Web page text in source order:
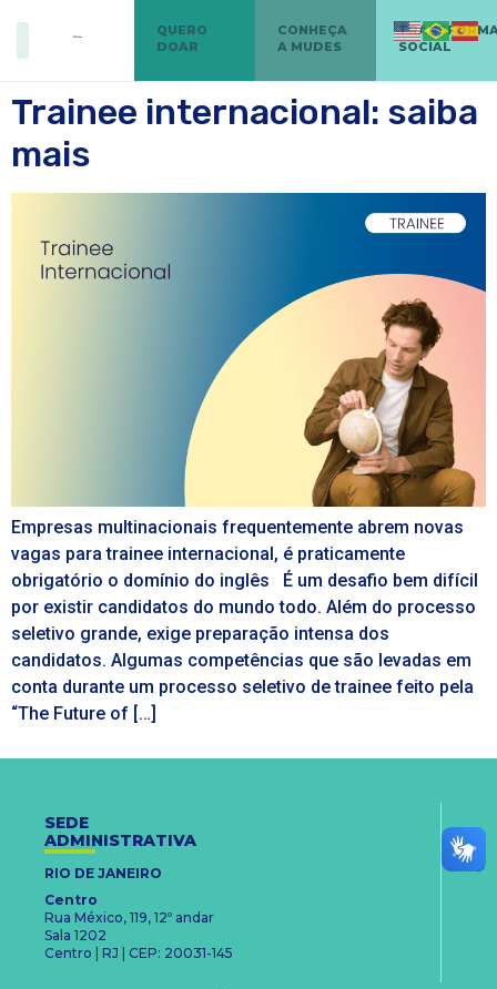
QUERO
DOAR
CONHEÇA
A MUDES
SOCIAL
Trainee internacional: saiba
mais
Empresas multinacionais frequentemente abrem novas
vagas para trainee internacional, é praticamente
obrigatório o domínio do inglês É um desafio bem difícil
por existir candidatos do mundo todo. Além do processo
seletivo grande, exige preparação intensa dos
candidatos. Algumas competências que são levadas em
conta durante um processo seletivo de trainee feito pela
“The Future of […]
SEDE
ADMINISTRATIVA
RIO DE JANEIRO
Centro
Rua México, 119, 12º andar
Sala 1202
Centro | RJ | CEP: 20031-145